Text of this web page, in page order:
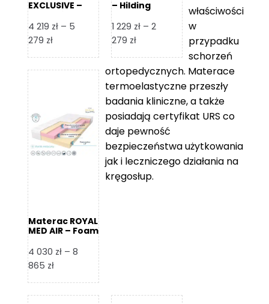
EXCLUSIVE –
4 219 zł – 5
279 złZakres
od
5
279 zł
– Hilding
1 229 zł – 2
279 złZakres
od
1
229 zł
2
279 zł
Materac ROYAL
MED AIR – Foam
4 030 zł – 8
865 złZakres
od
właściwości
w
przypadku
schorzeń
ortopedycznych. Materace
termoelastyczne przeszły
badania kliniczne, a także
posiadają certyfikat URS co
daje pewność
bezpieczeństwa użytkowania
jak i leczniczego działania na
kręgosłup.